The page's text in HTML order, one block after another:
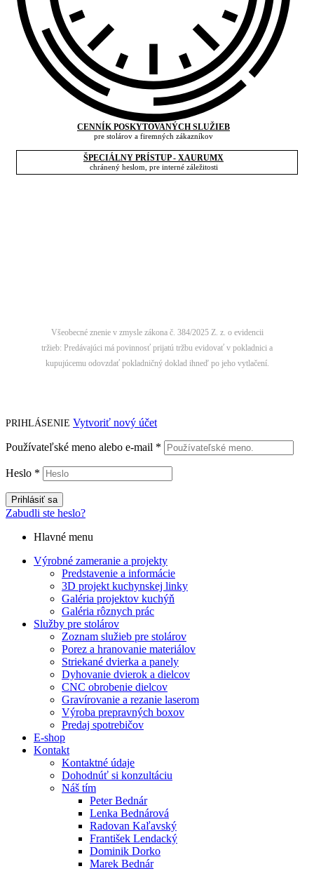
CENNÍK POSKYTOVANÝCH SLUŽIEB
pre stolárov a firemných zákazníkov
ŠPECIÁLNY PRÍSTUP - XAURUMX
chránený heslom, pre interné záležitosti
Všeobecné znenie v zmysle zákona č. 384/2025 Z. z. o evidencii
tržieb: Predávajúci má povinnosť prijatú tržbu evidovať v pokladnici a
kupujúcemu odovzdať pokladničný doklad ihneď po jeho vytlačení.
PRIHLÁSENIE Vytvoriť nový účet
Používateľské meno alebo e-mail *
Heslo *
Prihlásiť sa
Zabudli ste heslo?
Hlavné menu
Výrobné zameranie a projekty
Predstavenie a informácie
3D projekt kuchynskej linky
Galéria projektov kuchýň
Galéria rôznych prác
Služby pre stolárov
Zoznam služieb pre stolárov
Porez a hranovanie materiálov
Striekané dvierka a panely
Dyhovanie dvierok a dielcov
CNC obrobenie dielcov
Gravírovanie a rezanie laserom
Výroba prepravných boxov
Predaj spotrebičov
E-shop
Kontakt
Kontaktné údaje
Dohodnúť si konzultáciu
Náš tím
Peter Bednár
Lenka Bednárová
Radovan Kaľavský
František Lendacký
Dominik Dorko
Marek Bednár